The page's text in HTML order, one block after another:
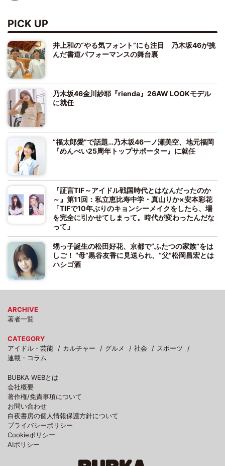
PICK UP
井上和の“やる気フォント”にも注目 乃木坂46が挑
んだ書道パフォーマンスの舞台裏
乃木坂46金川紗耶『rienda』26AW LOOKモデル
に就任
“福太郎愛”で話題…乃木坂46一ノ瀬美空、地元福岡
『めんべい25周年トップサポーター』に就任
『証言TIF～アイドル戦国時代とはなんだったのか
～』第11回：私立恵比寿中学・真山りか×安本彩花
「TIFで10年ぶりのキョンシーメイクをしたら、場
を完全に引かせてしまって。時代が変わったんだな
って」
甥っ子誕生の松田好花、京都で“ふたつの家族”をは
しご！ “母”黒谷友香に見送られ、“父”松岡昌宏とは
ハシゴ酒
ARCHIVE
著者一覧
CATEGORY
アイドル・芸能
カルチャー グルメ 社会
スポーツ
連載・コラム
BUBKA WEBとは
会社概要
著作権/免責事項について
お問い合わせ
白夜書房の個人情報保護方針について
プライバシーポリシー
Cookieポリシー
AIポリシー